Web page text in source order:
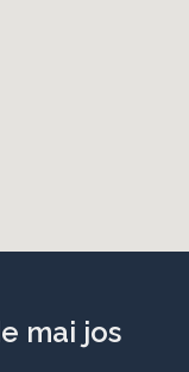
mai jos